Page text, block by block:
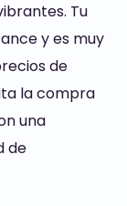
Tu
y es muy
de
la compra
una
de